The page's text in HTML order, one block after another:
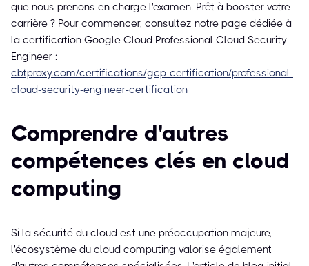
que nous prenons en charge l'examen. Prêt à booster votre
carrière ? Pour commencer, consultez notre page dédiée à
la certification Google Cloud Professional Cloud Security
Engineer :
cbtproxy.com/certifications/gcp-certification/professional-
cloud-security-engineer-certification
Comprendre d'autres
compétences clés en cloud
computing
Si la sécurité du cloud est une préoccupation majeure,
l'écosystème du cloud computing valorise également